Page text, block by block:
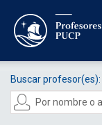
Buscar profesor(es):